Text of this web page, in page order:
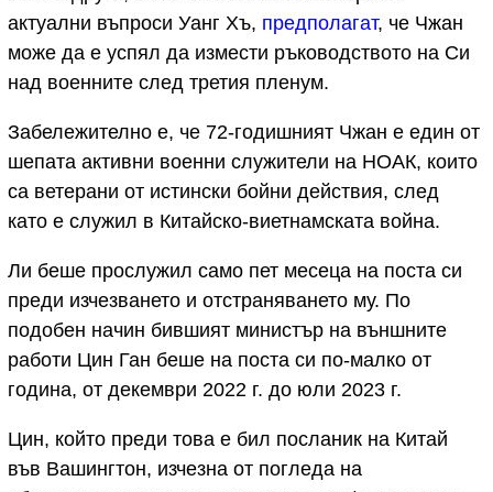
актуални въпроси Уанг Хъ, предполагат, че Чжан
може да е успял да измести ръководството на Си
над военните след третия пленум.
Забележително е, че 72-годишният Чжан е един от
шепата активни военни служители на НОАК, които
са ветерани от истински бойни действия, след
като е служил в Китайско-виетнамската война.
Ли беше прослужил само пет месеца на поста си
преди изчезването и отстраняването му. По
подобен начин бившият министър на външните
работи Цин Ган беше на поста си по-малко от
година, от декември 2022 г. до юли 2023 г.
Цин, който преди това е бил посланик на Китай
във Вашингтон, изчезна от погледа на